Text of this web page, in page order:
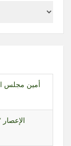
أمين مجلس
مراسل